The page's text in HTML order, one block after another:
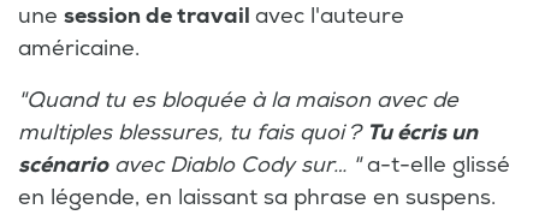
une session de travail avec l'auteure
américaine.
"Quand tu es bloquée à la maison avec de
multiples blessures, tu fais quoi ? Tu écris un
scénarioavec Diablo Cody sur… "a-t-elle glissé
en légende, en laissant sa phrase en suspens.